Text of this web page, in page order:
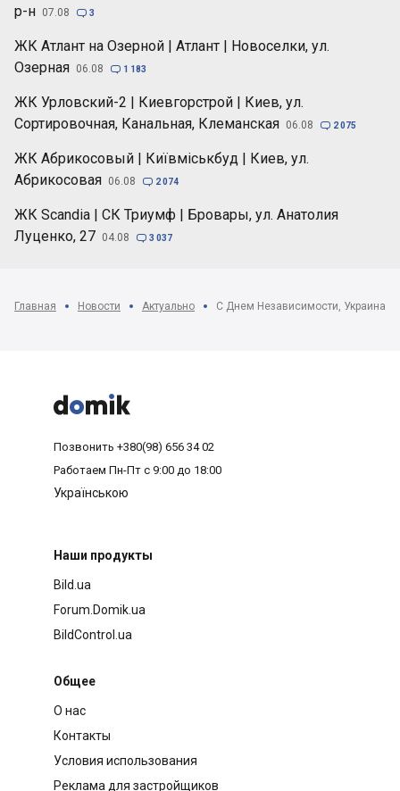
р-н 07.08  3
ЖК Атлант на Озерной | Атлант | Новоселки, ул.
Озерная 06.08  1 183
ЖК Урловский-2 | Киевгорстрой | Киев, ул.
Сортировочная, Канальная, Клеманская 06.08  2 075
ЖК Абрикосовый | Київміськбуд | Киев, ул.
Абрикосовая 06.08  2 074
ЖК Scandia | СК Триумф | Бровары, ул. Анатолия
Луценко, 27 04.08  3 037
Главная Новости Актуально С Днем Независимости, Украина!



Позвонить +380(98) 656 34 02
Работаем Пн-Пт с 9:00 до 18:00
Українською
Наши продукты
Bild.ua
Forum.Domik.ua
BildControl.ua
Общее
О нас
Контакты
Условия использования
Реклама для застройщиков